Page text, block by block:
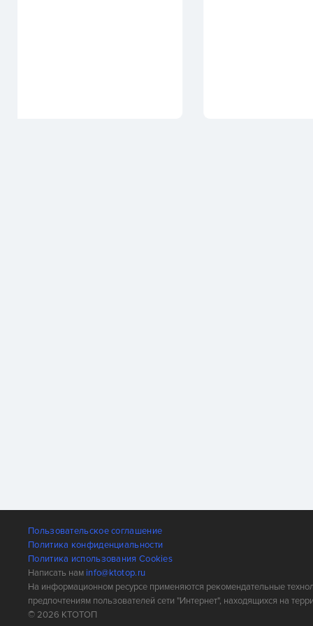
Пользовательское соглашение
Политика конфиденциальности
Политика использования Cookies
Написать нам info@ktotop.ru
На информационном ресурсе применяются рекомендательные
предпочтениям пользователей сети "Интернет", находящихся на
© 2026 КТОТОП